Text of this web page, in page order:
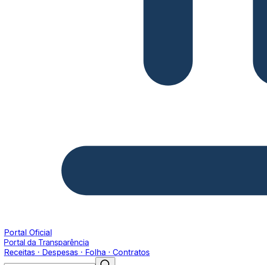
Portal Oficial
Portal da Transparência
Receitas · Despesas · Folha · Contratos